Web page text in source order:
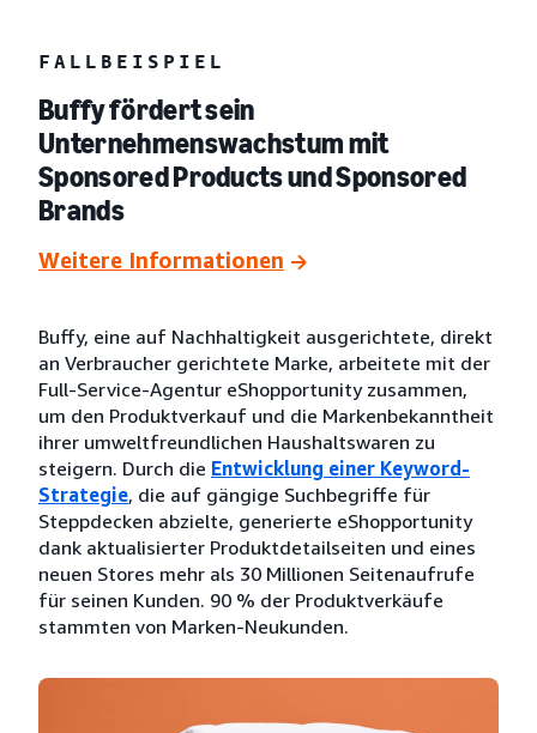
FALLBEISPIEL
Buffy fördert sein
Unternehmenswachstum mit
Sponsored Products und Sponsored
Brands
Weitere Informationen
Buffy, eine auf Nachhaltigkeit ausgerichtete, direkt
an Verbraucher gerichtete Marke, arbeitete mit der
Full-Service-Agentur eShopportunity zusammen,
um den Produktverkauf und die Markenbekanntheit
ihrer umweltfreundlichen Haushaltswaren zu
steigern. Durch die Entwicklung einer Keyword-
Strategie, die auf gängige Suchbegriffe für
Steppdecken abzielte, generierte eShopportunity
dank aktualisierter Produktdetailseiten und eines
neuen Stores mehr als 30 Millionen Seitenaufrufe
für seinen Kunden. 90 % der Produktverkäufe
stammten von Marken-Neukunden.